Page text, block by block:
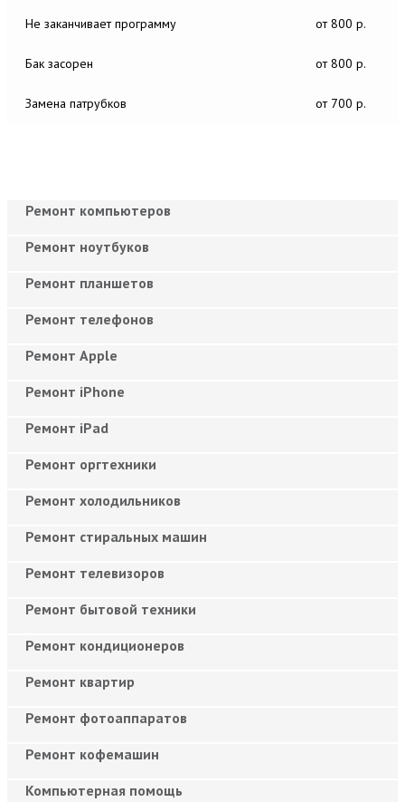
Не заканчивает программу от 800 р.
Бак засорен от 800 р.
Замена патрубков от 700 р.
Ремонт компьютеров
Ремонт ноутбуков
Ремонт планшетов
Ремонт телефонов
Ремонт Apple
Ремонт iPhone
Ремонт iPad
Ремонт оргтехники
Ремонт холодильников
Ремонт стиральных машин
Ремонт телевизоров
Ремонт бытовой техники
Ремонт кондиционеров
Ремонт квартир
Ремонт фотоаппаратов
Ремонт кофемашин
Компьютерная помощь